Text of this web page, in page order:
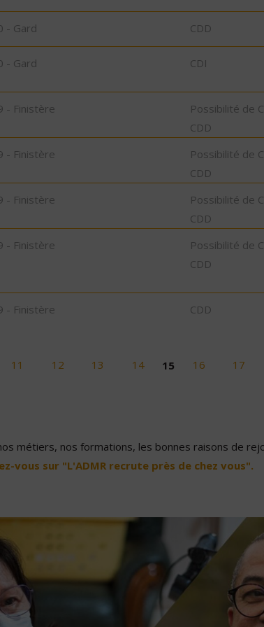
- Gard CDD
- Gard CDI
- Finistère
Possibilité de
CDD
- Finistère
Possibilité de
CDD
- Finistère
Possibilité de
CDD
- Finistère
Possibilité de
CDD
- Finistère CDD
11 12 13 14 15 16 17
métiers, nos formations, les bonnes raisons de
vous sur "L'ADMR recrute près de chez vous".